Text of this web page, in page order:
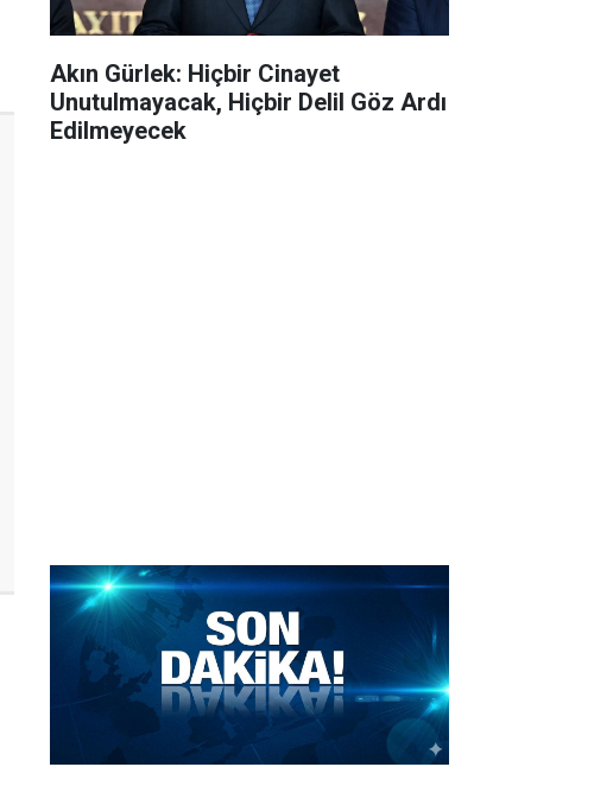
Akın Gürlek: Hiçbir Cinayet
Unutulmayacak, Hiçbir Delil Göz Ardı
Edilmeyecek